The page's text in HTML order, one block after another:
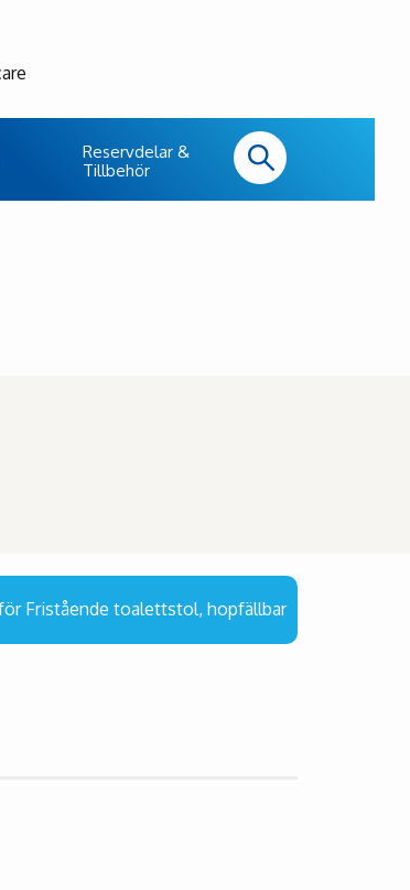
Reservdelar &
Tillbehör
Fristående toalettstol, hopfällbar